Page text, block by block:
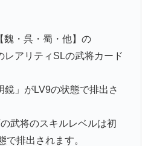
・呉・蜀・他】の
アリティSLの武将カード
」がLV9の状態で排出さ
武将のスキルレベルは初
で排出されます。